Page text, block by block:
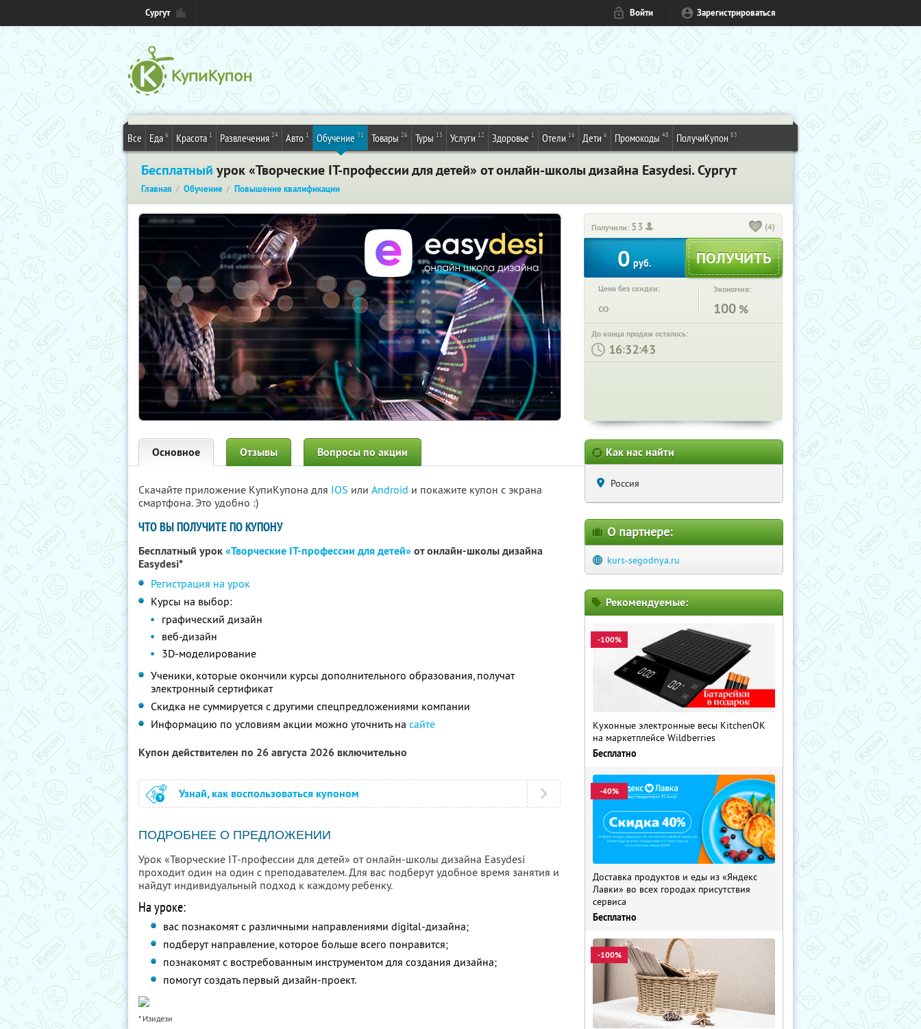
Сургут Войти Зарегистрироваться
Все Еда 6 Красота 1 Развлечения 24 Авто 1 Обучение 31 Товары 26 Туры 13 Услуги 12 Здоровье 1 Отели 16 Дети 6 Промокоды 48 ПолучиКупон 83
Бесплатный урок «Творческие IT-профессии для детей» от онлайн-школы дизайна Easydesi. Сургут
Главная Обучение Повышение квалификации
Получили: 53 (4)
0 руб.
Цена без скидки:
∞
Экономия:
100 %
До конца продаж осталось:
: :
Основное Отзывы Вопросы по акции
Скачайте приложение КупиКупона для IOS или Android и покажите купон с экрана
смартфона. Это удобно :)
ЧТО ВЫ ПОЛУЧИТЕ ПО КУПОНУ
Бесплатный урок«Творческие IT-профессии для детей»от онлайн-школы дизайна
Easydesi*
Регистрация на урок
Курсы на выбор:
графический дизайн
веб-дизайн
3D-моделирование
Ученики, которые окончили курсы дополнительного образования, получат
электронный сертификат
Скидка не суммируется с другими спецпредложениями компании
Информацию по условиям акции можно уточнить на сайте
Купон действителен по 26 августа 2026 включительно
Узнай, как воспользоваться купоном
ПОДРОБНЕЕ О ПРЕДЛОЖЕНИИ
Урок «Творческие IT-профессии для детей» от онлайн-школы дизайна Easydesi
проходит один на один с преподавателем. Для вас подберут удобное время занятия и
найдут индивидуальный подход к каждому ребенку.
На уроке:
вас познакомят с различными направлениями digital-дизайна;
подберут направление, которое больше всего понравится;
познакомят с востребованным инструментом для создания дизайна;
помогут создать первый дизайн-проект.
* Изидези
Как нас найти
Россия
О партнере:
kurs-segodnya.ru
Рекомендуемые:
-100%
Кухонные электронные весы KitchenOK
на маркетплейсе Wildberries
Бесплатно
-40%
Доставка продуктов и еды из «Яндекс
Лавки» во всех городах присутствия
сервиса
Бесплатно
-100%